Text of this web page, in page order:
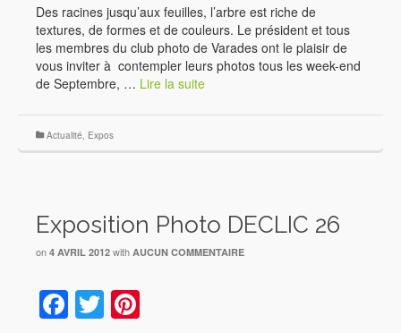
Des racines jusqu’aux feuilles, l’arbre est riche de
textures, de formes et de couleurs. Le président et tous
les membres du club photo de Varades ont le plaisir de
vous inviter à contempler leurs photos tous les week-end
de Septembre, … Lire la suite
Actualité Expos
Exposition Photo DECLIC 26
on 4 AVRIL 2012 with AUCUN COMMENTAIRE
Facebook
Twitter